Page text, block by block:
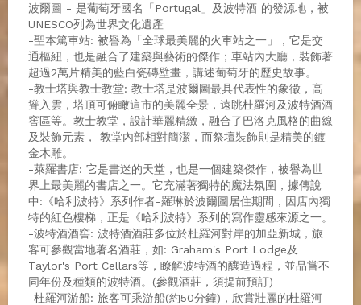
波爾圖 - 是葡萄牙國名「Portugal」及波特酒 的發源地，被
UNESCO列為世界文化遺產
-聖本篤車站: 被譽為「全球最美麗的火車站之一」，它是交
通樞紐，也是融合了建築與藝術的傑作；車站內大廳，裝飾著
超過2萬片精美的藍白瓷磚壁畫，講述葡萄牙的歷史故事。
-教士塔與教士教堂: 教士塔是波爾圖最具代表性的象徵，高
聳入雲，塔頂可俯瞰這市的美麗全景，遠眺杜羅河及波特酒酒
窖區等。教士教堂，設計華麗精緻，融合了巴洛克風格的曲線
及裝飾元素， 教堂內部相對簡潔，而祭壇裝飾則是精美的鍍
金木雕。
-萊羅書店: 它是書迷的天堂，也是一個建築傑作，被譽為世
界上最美麗的書店之一。它充滿著獨特的魔法氛圍，據傳說
中:《哈利波特》系列作者-羅琳於波爾圖居住期間，因店內獨
特的紅色樓梯，正是《哈利波特》系列的寫作靈感來源之一。
-波特酒酒窖: 波特酒酒莊多位於杜羅河對岸的加亞新城，旅
客可參觀當地著名酒莊，如: Graham's Port Lodge及
Taylor's Port Cellars等，瞭解波特酒的釀造過程，並品嘗不
同年份及種類的波特酒。(參觀酒莊，須提前預訂)
-杜羅河游船: 旅客可乘游船(約50分鐘)，欣賞壯麗的杜羅河